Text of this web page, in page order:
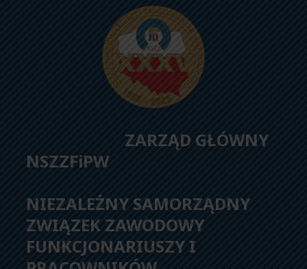
ZARZĄD GŁÓWNY
NSZZFiPW
NIEZALEŻNY SAMORZĄDNY
ZWIĄZEK ZAWODOWY
FUNKCJONARIUSZY I